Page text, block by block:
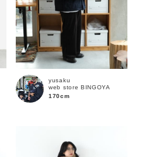
yusaku
web store BINGOYA
170cm